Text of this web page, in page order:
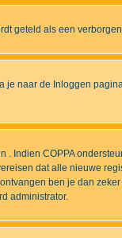
geteld als een
je naar de Inloggen
Indien COPPA
dat alle nieuwe
ben je dan
administrator.